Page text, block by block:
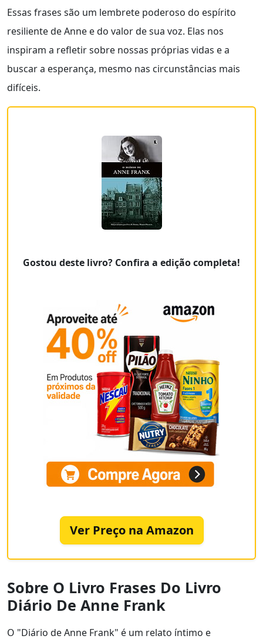
Essas frases são um lembrete poderoso do espírito
resiliente de Anne e do valor de sua voz. Elas nos
inspiram a refletir sobre nossas próprias vidas e a
buscar a esperança, mesmo nas circunstâncias mais
difíceis.
Gostou deste livro? Confira a edição completa!
Ver Preço na Amazon
Sobre O Livro Frases Do Livro
Diário De Anne Frank
O "Diário de Anne Frank" é um relato íntimo e